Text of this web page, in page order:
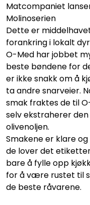
Matcompaniet
Molinoserien
Dette er
forankring i lokalt
O-Med har jobbet
beste bøndene for
er ikke snakk om å
ta andre snarveier.
smak fraktes de til
selv ekstraherer
olivenoljen.
Smakene er klare
de lover det
bare å fylle opp
for å være rustet til
de beste råvarene.